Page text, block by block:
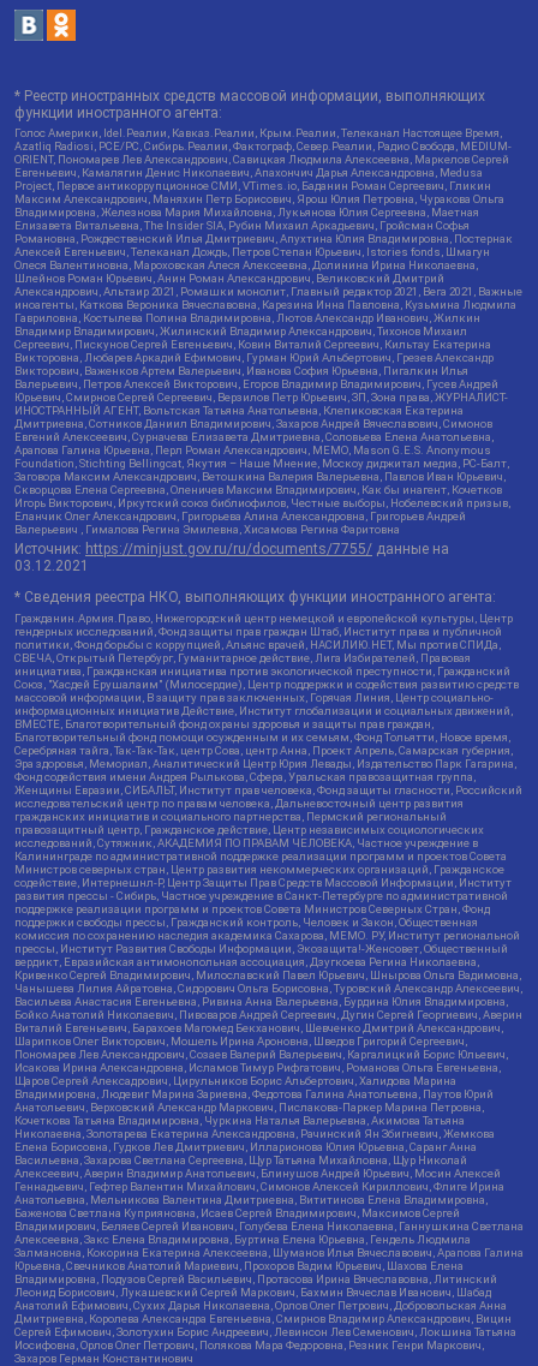
* Реестр иностранных средств массовой информации, выполняющих
функции иностранного агента:
Голос Америки, Idel.Реалии, Кавказ.Реалии, Крым.Реалии, Телеканал Настоящее Время,
Azatliq Radiosi, PCE/PC, Сибирь.Реалии, Фактограф, Север.Реалии, Радио Свобода, MEDIUM-
ORIENT, Пономарев Лев Александрович, Савицкая Людмила Алексеевна, Маркелов Сергей
Евгеньевич, Камалягин Денис Николаевич, Апахончич Дарья Александровна, Medusa
Project, Первое антикоррупционное СМИ, VTimes.io, Баданин Роман Сергеевич, Гликин
Максим Александрович, Маняхин Петр Борисович, Ярош Юлия Петровна, Чуракова Ольга
Владимировна, Железнова Мария Михайловна, Лукьянова Юлия Сергеевна, Маетная
Елизавета Витальевна, The Insider SIA, Рубин Михаил Аркадьевич, Гройсман Софья
Романовна, Рождественский Илья Дмитриевич, Апухтина Юлия Владимировна, Постернак
Алексей Евгеньевич, Телеканал Дождь, Петров Степан Юрьевич, Istories fonds, Шмагун
Олеся Валентиновна, Мароховская Алеся Алексеевна, Долинина Ирина Николаевна,
Шлейнов Роман Юрьевич, Анин Роман Александрович, Великовский Дмитрий
Александрович, Альтаир 2021, Ромашки монолит, Главный редактор 2021, Вега 2021, Важные
иноагенты, Каткова Вероника Вячеславовна, Карезина Инна Павловна, Кузьмина Людмила
Гавриловна, Костылева Полина Владимировна, Лютов Александр Иванович, Жилкин
Владимир Владимирович, Жилинский Владимир Александрович, Тихонов Михаил
Сергеевич, Пискунов Сергей Евгеньевич, Ковин Виталий Сергеевич, Кильтау Екатерина
Викторовна, Любарев Аркадий Ефимович, Гурман Юрий Альбертович, Грезев Александр
Викторович, Важенков Артем Валерьевич, Иванова София Юрьевна, Пигалкин Илья
Валерьевич, Петров Алексей Викторович, Егоров Владимир Владимирович, Гусев Андрей
Юрьевич, Смирнов Сергей Сергеевич, Верзилов Петр Юрьевич, ЗП, Зона права, ЖУРНАЛИСТ-
ИНОСТРАННЫЙ АГЕНТ, Вольтская Татьяна Анатольевна, Клепиковская Екатерина
Дмитриевна, Сотников Даниил Владимирович, Захаров Андрей Вячеславович, Симонов
Евгений Алексеевич, Сурначева Елизавета Дмитриевна, Соловьева Елена Анатольевна,
Арапова Галина Юрьевна, Перл Роман Александрович, МЕМО, Mason G.E.S. Anonymous
Foundation, Stichting Bellingcat, Якутия – Наше Мнение, Москоу диджитал медиа, РС-Балт,
Заговора Максим Александрович, Ветошкина Валерия Валерьевна, Павлов Иван Юрьевич,
Скворцова Елена Сергеевна, Оленичев Максим Владимирович, Как бы инагент, Кочетков
Игорь Викторович, Иркутский союз библиофилов, Честные выборы, Нобелевский призыв,
Еланчик Олег Александрович, Григорьева Алина Александровна, Григорьев Андрей
Валерьевич , Гималова Регина Эмилевна, Хисамова Регина Фаритовна
Источник: https://minjust.gov.ru/ru/documents/7755/ данные на
03.12.2021
* Сведения реестра НКО, выполняющих функции иностранного агента:
Гражданин.Армия.Право, Нижегородский центр немецкой и европейской культуры, Центр
гендерных исследований, Фонд защиты прав граждан Штаб, Институт права и публичной
политики, Фонд борьбы с коррупцией, Альянс врачей, НАСИЛИЮ.НЕТ, Мы против СПИДа,
СВЕЧА, Открытый Петербург, Гуманитарное действие, Лига Избирателей, Правовая
инициатива, Гражданская инициатива против экологической преступности, Гражданский
Союз, "Хасдей Ерушалаим" (Милосердие), Центр поддержки и содействия развитию средств
массовой информации, В защиту прав заключенных, Горячая Линия, Центр социально-
информационных инициатив Действие, Институт глобализации и социальных движений,
ВМЕСТЕ, Благотворительный фонд охраны здоровья и защиты прав граждан,
Благотворительный фонд помощи осужденным и их семьям, Фонд Тольятти, Новое время,
Серебряная тайга, Так-Так-Так, центр Сова, центр Анна, Проект Апрель, Самарская губерния,
Эра здоровья, Мемориал, Аналитический Центр Юрия Левады, Издательство Парк Гагарина,
Фонд содействия имени Андрея Рылькова, Сфера, Уральская правозащитная группа,
Женщины Евразии, СИБАЛЬТ, Институт прав человека, Фонд защиты гласности, Российский
исследовательский центр по правам человека, Дальневосточный центр развития
гражданских инициатив и социального партнерства, Пермский региональный
правозащитный центр, Гражданское действие, Центр независимых социологических
исследований, Сутяжник, АКАДЕМИЯ ПО ПРАВАМ ЧЕЛОВЕКА, Частное учреждение в
Калининграде по административной поддержке реализации программ и проектов Совета
Министров северных стран, Центр развития некоммерческих организаций, Гражданское
содействие, Интернешнл-Р, Центр Защиты Прав Средств Массовой Информации, Институт
развития прессы - Сибирь, Частное учреждение в Санкт-Петербурге по административной
поддержке реализации программ и проектов Совета Министров Северных Стран, Фонд
поддержки свободы прессы, Гражданский контроль, Человек и Закон, Общественная
комиссия по сохранению наследия академика Сахарова, МЕМО. РУ, Институт региональной
прессы, Институт Развития Свободы Информации, Экозащита!-Женсовет, Общественный
вердикт, Евразийская антимонопольная ассоциация, Дзугкоева Регина Николаевна,
Кривенко Сергей Владимирович, Милославский Павел Юрьевич, Шнырова Ольга Вадимовна,
Чанышева Лилия Айратовна, Сидорович Ольга Борисовна, Туровский Александр Алексеевич,
Васильева Анастасия Евгеньевна, Ривина Анна Валерьевна, Бурдина Юлия Владимировна,
Бойко Анатолий Николаевич, Пивоваров Андрей Сергеевич, Дугин Сергей Георгиевич, Аверин
Виталий Евгеньевич, Барахоев Магомед Бекханович, Шевченко Дмитрий Александрович,
Шарипков Олег Викторович, Мошель Ирина Ароновна, Шведов Григорий Сергеевич,
Пономарев Лев Александрович, Созаев Валерий Валерьевич, Каргалицкий Борис Юльевич,
Исакова Ирина Александровна, Исламов Тимур Рифгатович, Романова Ольга Евгеньевна,
Щаров Сергей Алексадрович, Цирульников Борис Альбертович, Халидова Марина
Владимировна, Людевиг Марина Зариевна, Федотова Галина Анатольевна, Паутов Юрий
Анатольевич, Верховский Александр Маркович, Пислакова-Паркер Марина Петровна,
Кочеткова Татьяна Владимировна, Чуркина Наталья Валерьевна, Акимова Татьяна
Николаевна, Золотарева Екатерина Александровна, Рачинский Ян Збигневич, Жемкова
Елена Борисовна, Гудков Лев Дмитриевич, Илларионова Юлия Юрьевна, Саранг Анна
Васильевна, Захарова Светлана Сергеевна, Щур Татьяна Михайловна, Щур Николай
Алексеевич, Аверин Владимир Анатольевич, Блинушов Андрей Юрьевич, Мосин Алексей
Геннадьевич, Гефтер Валентин Михайлович, Симонов Алексей Кириллович, Флиге Ирина
Анатольевна, Мельникова Валентина Дмитриевна, Вититинова Елена Владимировна,
Баженова Светлана Куприяновна, Исаев Сергей Владимирович, Максимов Сергей
Владимирович, Беляев Сергей Иванович, Голубева Елена Николаевна, Ганнушкина Светлана
Алексеевна, Закс Елена Владимировна, Буртина Елена Юрьевна, Гендель Людмила
Залмановна, Кокорина Екатерина Алексеевна, Шуманов Илья Вячеславович, Арапова Галина
Юрьевна, Свечников Анатолий Мариевич, Прохоров Вадим Юрьевич, Шахова Елена
Владимировна, Подузов Сергей Васильевич, Протасова Ирина Вячеславовна, Литинский
Леонид Борисович, Лукашевский Сергей Маркович, Бахмин Вячеслав Иванович, Шабад
Анатолий Ефимович, Сухих Дарья Николаевна, Орлов Олег Петрович, Добровольская Анна
Дмитриевна, Королева Александра Евгеньевна, Смирнов Владимир Александрович, Вицин
Сергей Ефимович, Золотухин Борис Андреевич, Левинсон Лев Семенович, Локшина Татьяна
Иосифовна, Орлов Олег Петрович, Полякова Мара Федоровна, Резник Генри Маркович,
Захаров Герман Константинович